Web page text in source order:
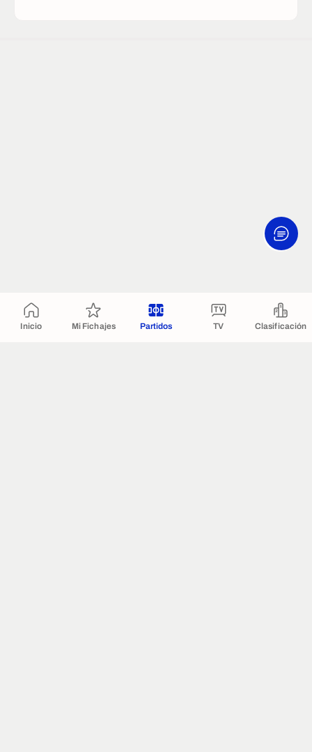
Inicio Mi Fichajes Partidos TV Clasificación